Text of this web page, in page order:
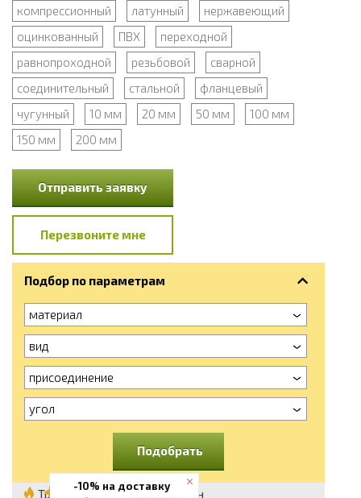
компрессионный
латунный
нержавеющий
оцинкованный
ПВХ
переходной
равнопроходной
резьбовой
сварной
соединительный
стальной
фланцевый
чугунный
10 мм 20 мм 50 мм
100 мм
150 мм
200 мм
Отправить заявку
Перезвоните мне
Подбор по параметрам
материал
вид
присоединение
угол
Подобрать
Тройник 32 мм, полипропилен
-10% на доставку